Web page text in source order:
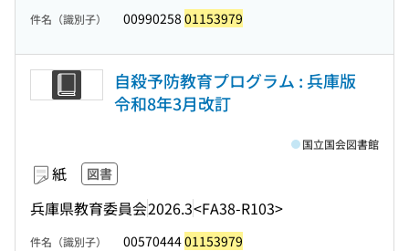
件名（識別子） 00990258 01153979
自殺予防教育プログラム : 兵庫版
令和8年3月改訂
紙 図書
兵庫県教育委員会2026.3<FA38-R103>
国立国会図書館
件名（識別子） 0057044401153979